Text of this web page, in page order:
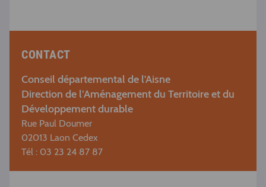
CONTACT
Conseil départemental de l'Aisne
Direction de l’Aménagement du Territoire et du
Développement durable
Rue Paul Doumer
02013 Laon Cedex
Tél : 03 23 24 87 87